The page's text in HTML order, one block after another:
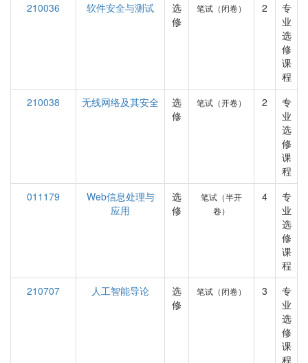
210036
软件安全与测试
选
修
笔试（闭卷） 2
专
业
选
修
课
程
210038
无线网络及其安全
选
修
笔试（开卷） 2
专
业
选
修
课
程
011179
Web信息处理与
应用
选
修
笔试（半开
卷）
4
专
业
选
修
课
程
210707
人工智能导论
选
修
笔试（闭卷） 3
专
业
选
修
课
程